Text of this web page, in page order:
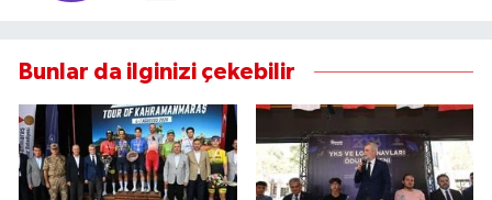
Bunlar da ilginizi çekebilir